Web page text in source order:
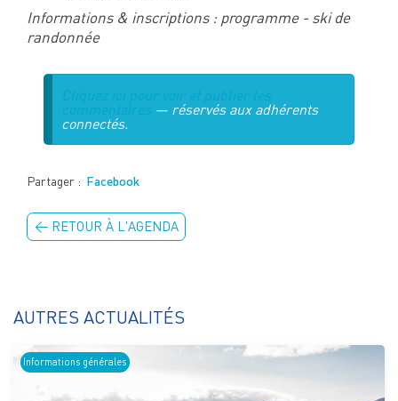
Informations & inscriptions : programme - ski de
randonnée
Cliquez ici pour voir et publier les
commentaires — réservés aux adhérents
connectés.
Partager : Facebook
← RETOUR À L'AGENDA
AUTRES ACTUALITÉS
Informations générales